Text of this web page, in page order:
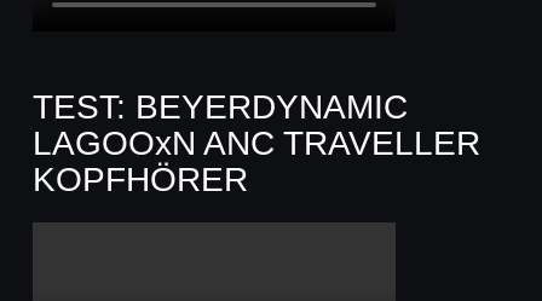
TEST: BEYERDYNAMIC
LAGOOxN ANC TRAVELLER
KOPFHÖRER